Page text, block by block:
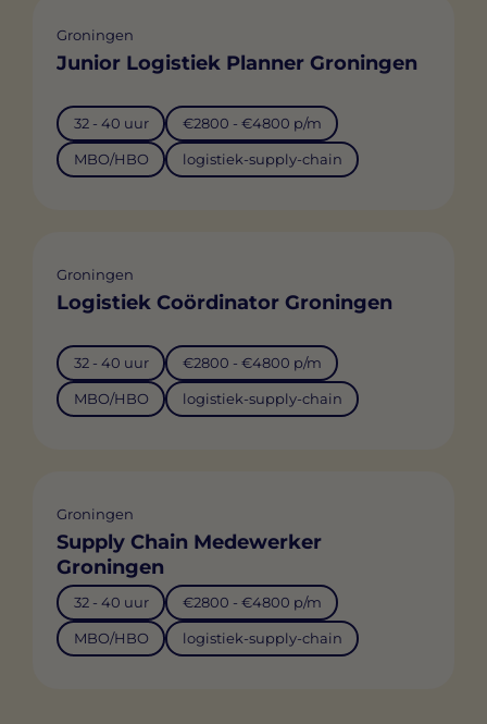
Groningen
Junior Logistiek Planner Groningen
32 - 40 uur €2800 - €4800 p/m
MBO/HBO logistiek-supply-chain
Groningen
Logistiek Coördinator Groningen
32 - 40 uur €2800 - €4800 p/m
MBO/HBO logistiek-supply-chain
Groningen
Supply Chain Medewerker
Groningen
32 - 40 uur €2800 - €4800 p/m
MBO/HBO logistiek-supply-chain